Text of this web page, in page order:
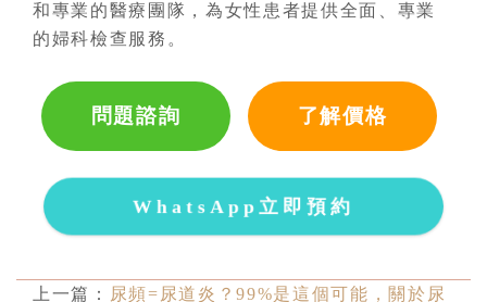
和專業的醫療團隊，為女性患者提供全面、專業
的婦科檢查服務。
問題諮詢 了解價格
WhatsApp立即預約
上一篇： 尿頻=尿道炎？99%是這個可能，關於尿